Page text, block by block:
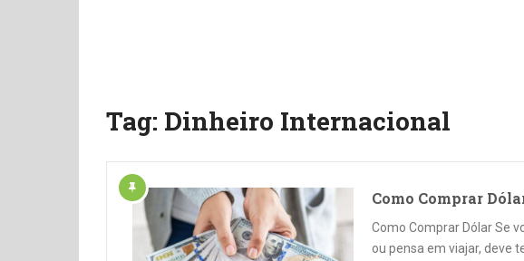
Tag: Dinheiro Internacional
Como Comprar
Como Comprar Dólar Se
ou pensa em viajar, deve